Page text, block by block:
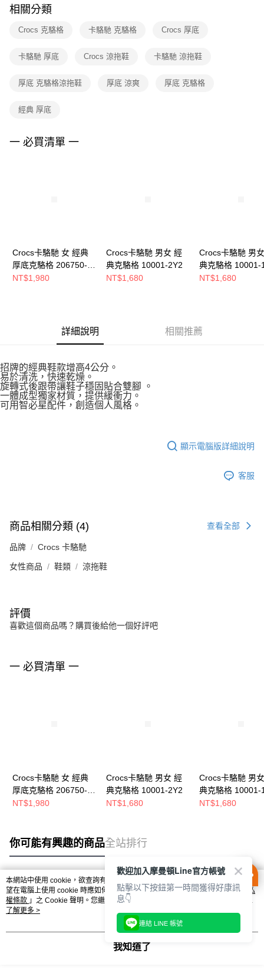
※ 交易是否成功請以「AFTEE先享後付 」之結帳頁面顯示為準，若有關於
是否繳費成功／繳費後需取消欲退款等相關疑問，請聯繫「AFTEE先享後付
客戶支援中心」 https://netprotections.freshdesk.com/support/home
１．透過由恩沛科技股份有限公司提供之「AFTEE先享後付」服務完成之交
權轉讓予恩沛科技股份有限公司。
３．未成年的使用者請事先徵得法定代理人或監護人之同意方可使用
４．使用「AFTEE先享後付」時，將依據個別帳號之用戶狀況，依本公司即
相關分類
Crocs 克駱格 卡駱馳 克駱格 Crocs 厚底
卡駱馳 厚底 Crocs 涼拖鞋 卡駱馳 涼拖鞋
厚底 克駱格涼拖鞋 厚底 涼爽 厚底 克駱格
經典 厚底
一 必買清單 一
Crocs卡駱馳 女 經典
厚底克駱格 206750-
2Y2
NT$1,980
Crocs卡駱馳 男女 經
典克駱格 10001-2Y2
NT$1,680
Crocs卡駱馳 男
典克駱格 10001-
NT$1,680
詳細說明 相關推薦
招牌的經典鞋款增高4公分。
易於清洗，快速乾燥。
旋轉式後跟帶讓鞋子穩固貼合雙腳 。
一體成型獨家材質，提供緩衝力。
可用智必星配件，創造個人風格。
顯示電腦版詳細說明
客服
商品相關分類 (4) 查看全部
品牌 Crocs 卡駱馳
女性商品 鞋類 涼拖鞋
評價
喜歡這個商品嗎？購買後給他一個好評吧
一 必買清單 一
Crocs卡駱馳 女 經典
厚底克駱格 206750-
2Y2
NT$1,980
Crocs卡駱馳 男女 經
典克駱格 10001-2Y2
NT$1,680
Crocs卡駱馳 男
典克駱格 10001-
NT$1,680
你可能有興趣的商品全站排行
熱門標籤
本網站中使用 cookie，欲查詢有關本網站使用 cookie 方式之詳情，及若您不希
望在電腦上使用 cookie 時應如何變更電腦的 cookie 設定，請參閱本網站「
隱私
權條款 」之 Cookie 聲明。您繼續使用本網站即表示您同意本公司得按本網站使
用條款之 Cookie 聲明使用 cookie。
了解更多 >
我知道了
歡迎加入摩曼頓Line官方帳號
點擊以下按鈕第一時間獲得好康訊
息👇
連結 LINE 帳號